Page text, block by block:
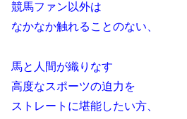
競馬ファン以外は
なかなか触れることのない、
馬と人間が織りなす
高度なスポーツの迫力を
ストレートに堪能したい方、